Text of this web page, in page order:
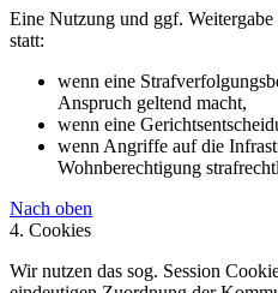
Eine Nutzung und ggf.
statt:
wenn eine
Anspruch geltend macht,
wenn eine
wenn Angriffe auf die
Wohnberechtigung
Nach oben
4. Cookies
Wir nutzen das sog. Session